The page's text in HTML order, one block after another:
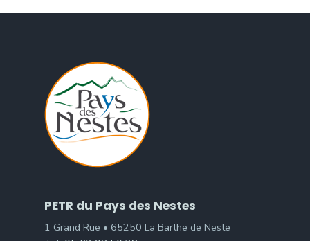
PETR du Pays des Nestes
1 Grand Rue • 65250 La Barthe de Neste